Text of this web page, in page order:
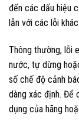
đến các dấu hiệu
lẫn với các lỗi
Thông thường, lỗi
nước, tự dừng
số chế độ cảnh
dàng xác định. Để
dụng của hãng